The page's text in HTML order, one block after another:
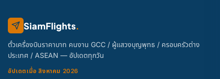
SiamFlights.
ตั๋วเครื่องบินราคาบาท คนงาน GCC / ผู้แสวงบุญพุทธ / ครอบครัวต่าง
ประเทศ / ASEAN — อัปเดตทุกวัน
อัปเดตเมื่อ สิงหาคม 2026